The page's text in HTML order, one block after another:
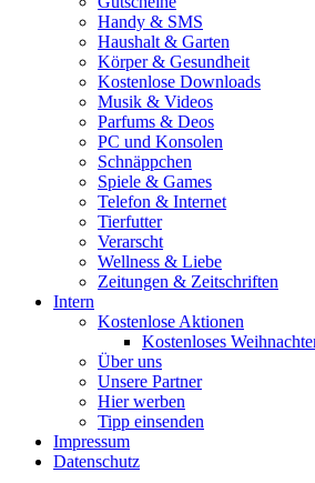
Handy & SMS
Haushalt & Garten
Körper & Gesundheit
Kostenlose Downloads
Musik & Videos
Parfums & Deos
PC und Konsolen
Schnäppchen
Spiele & Games
Telefon & Internet
Tierfutter
Verarscht
Wellness & Liebe
Zeitungen & Zeitschriften
Intern
Kostenlose Aktionen
Kostenloses
Über uns
Unsere Partner
Hier werben
Tipp einsenden
Impressum
Datenschutz